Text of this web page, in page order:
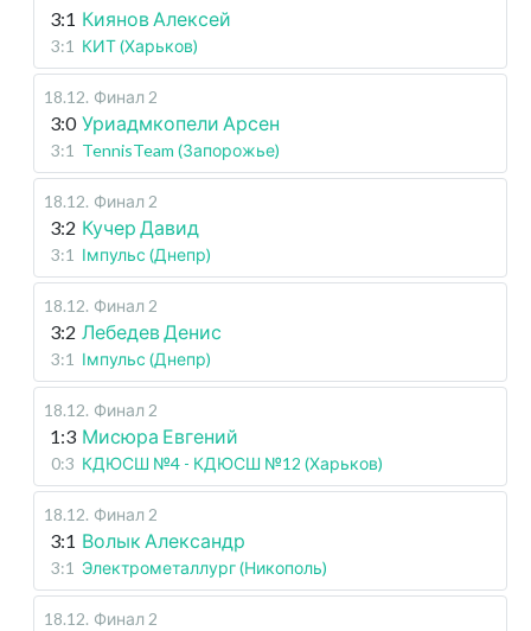
3:1 Киянов Алексей
3:1 КИТ (Харьков)
18.12. Финал 2
3:0 Уриадмкопели Арсен
3:1 TennisTeam (Запорожье)
18.12. Финал 2
3:2 Кучер Давид
3:1 Імпульс (Днепр)
18.12. Финал 2
3:2 Лебедев Денис
3:1 Імпульс (Днепр)
18.12. Финал 2
1:3 Мисюра Евгений
0:3 КДЮСШ №4 - КДЮСШ №12 (Харьков)
18.12. Финал 2
3:1 Волык Александр
3:1 Электрометаллург (Никополь)
18.12. Финал 2